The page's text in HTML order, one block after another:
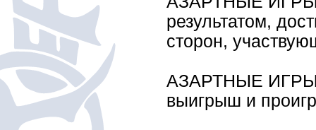
результатом,
сторон,
АЗАРТНЫЕ ИГРЫ
выигрыш и